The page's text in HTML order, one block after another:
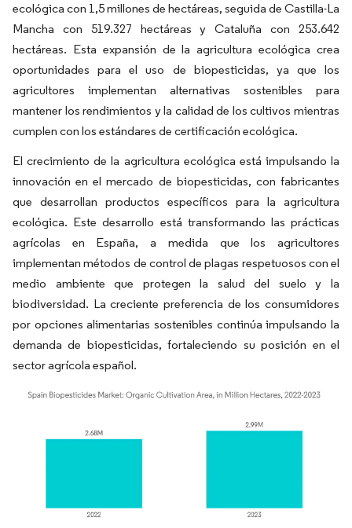
ecológica con 1,5 millones de hectáreas, seguida de Castilla-La
Mancha con 519.327 hectáreas y Cataluña con 253.642
hectáreas. Esta expansión de la agricultura ecológica crea
oportunidades para el uso de biopesticidas, ya que los
agricultores implementan alternativas sostenibles para
mantener los rendimientos y la calidad de los cultivos mientras
cumplen con los estándares de certificación ecológica.
El crecimiento de la agricultura ecológica está impulsando la
innovación en el mercado de biopesticidas, con fabricantes
que desarrollan productos específicos para la agricultura
ecológica. Este desarrollo está transformando las prácticas
agrícolas en España, a medida que los agricultores
implementan métodos de control de plagas respetuosos con el
medio ambiente que protegen la salud del suelo y la
biodiversidad. La creciente preferencia de los consumidores
por opciones alimentarias sostenibles continúa impulsando la
demanda de biopesticidas, fortaleciendo su posición en el
sector agrícola español.